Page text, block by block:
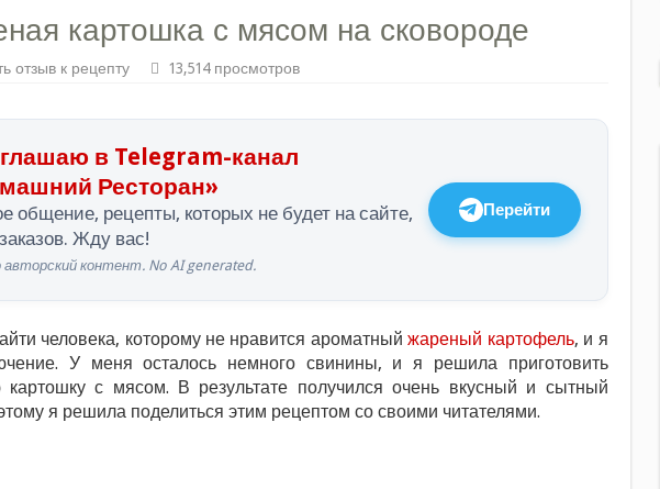
картошка с мясом на сковороде
отзыв к рецепту 13,514 просмотров
в Telegram-канал
Ресторан»
общение, рецепты, которых не будет на сайте,
Жду вас!
авторский контент. No AI generated.
Перейти
человека, которому не нравится ароматныйжареный картофель, и я
У меня осталось немного свинины, и я решила приготовить
картошку с мясом. В результате получился очень вкусный и сытный
я решила поделиться этим рецептом со своими читателями.